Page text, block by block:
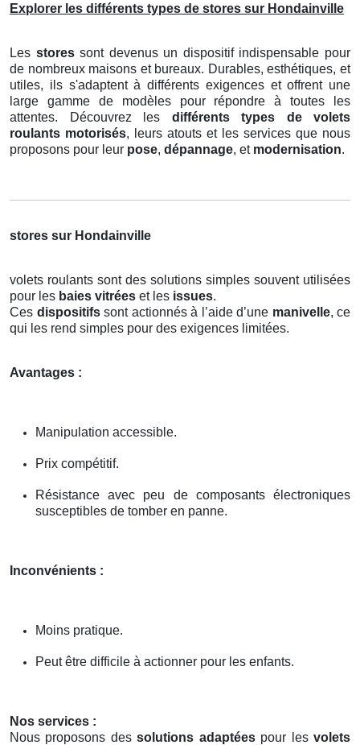
Explorer les différents types de stores sur Hondainville
Les storessont devenus un dispositif indispensable pour
de nombreux maisons et bureaux. Durables, esthétiques, et
utiles, ils s'adaptent à différents exigences et offrent une
large gamme de modèles pour répondre à toutes les
attentes. Découvrez les différents types de volets
roulants motorisés, leurs atouts et les services que nous
proposons pour leur pose, dépannage, et modernisation.
stores sur Hondainville
volets roulants sont des solutions simples souvent utilisées
pour les baies vitrées et les issues.
Ces dispositifssont actionnés à l’aide d’une manivelle, ce
qui les rend simples pour des exigences limitées.
Avantages :
Manipulation accessible.
Prix compétitif.
Résistance avec peu de composants électroniques
susceptibles de tomber en panne.
Inconvénients :
Moins pratique.
Peut être difficile à actionner pour les enfants.
Nos services :
Nous proposons dessolutions adaptéespour lesvolets